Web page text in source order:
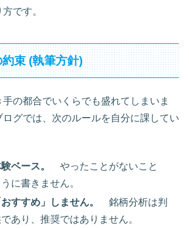
です。
束 (執筆方針)
の都合でいくらでも盛れてしまいま
グでは、次のルールを自分に課してい
ベース。
やったことがないこと
に書きません。
すすめ」しません。
銘柄分析は判
あり、推奨ではありません。